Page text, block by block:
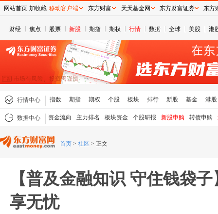
财经 焦点 股票 新股 期指 期权 行情 数据 全球 美股 港
行情中心 指数 期指 期权 个股 板块 排行 新股 基金 港股
数据中心 资金流向 主力排名 板块资金 个股研报 新股申购 转债申购
首页 > 社区 > 正文
【普及金融知识 守住钱袋
享无忧
网站首页 加收藏 移动客户端 东方财富 天天基金网 东方财富证券 东方